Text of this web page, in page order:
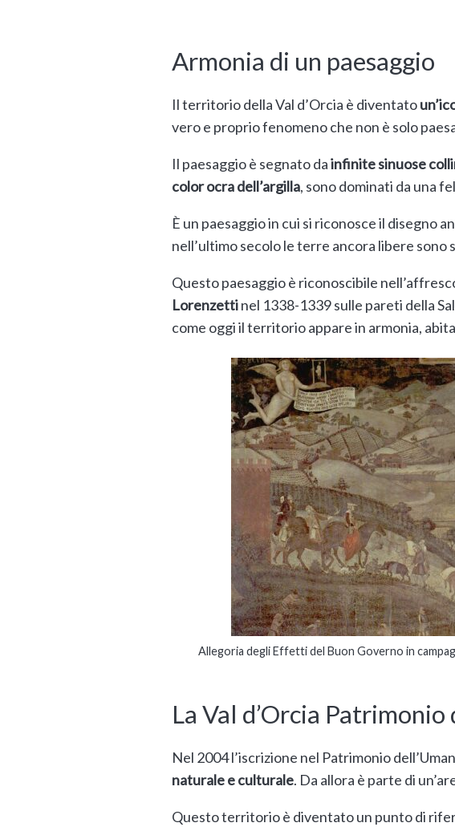
Armonia di un paesaggio
Il territorio della Val d’Orcia è diventato
vero e proprio fenomeno che non è solo
Il paesaggio è segnato dainfinite sinuose
color ocra dell’argilla, sono dominati da una
È un paesaggio in cui si riconosce il disegno
nell’ultimo secolo le terre ancora libere
Questo paesaggio è riconoscibile
Lorenzettinel 1338-1339 sulle pareti della
come oggi il territorio appare in armonia,
Allegoria degli Effetti del Buon Governo in
La Val d’Orcia Patrimonio
Nel 2004 l’iscrizione nel Patrimonio
naturale e culturale. Da allora è parte di
Questo territorio è diventato un punto di